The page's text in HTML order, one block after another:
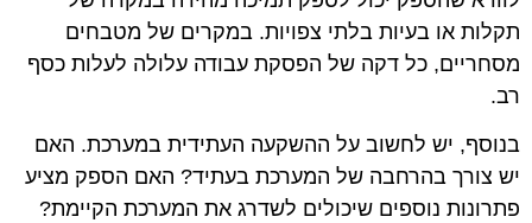
תקלות או בעיות בלתי צפויות. במקרים של מטבחים
מסחריים, כל דקה של הפסקת עבודה עלולה לעלות כסף
רב.
בנוסף, יש לחשוב על ההשקעה העתידית במערכת. האם
יש צורך בהרחבה של המערכת בעתיד? האם הספק מציע
פתרונות נוספים שיכולים לשדרג את המערכת הקיימת?